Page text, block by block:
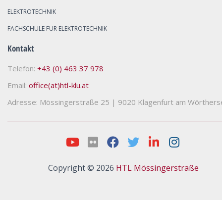
ELEKTROTECHNIK
FACHSCHULE FÜR ELEKTROTECHNIK
Kontakt
Telefon: +43 (0) 463 37 978
Email: office(at)htl-klu.at
Adresse: Mössingerstraße 25 | 9020 Klagenfurt am
Copyright © 2026 HTL Mössingerstraße